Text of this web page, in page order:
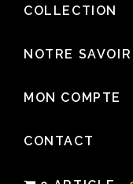
COLLECTION
NOTRE SAVOIR
MON COMPTE
CONTACT